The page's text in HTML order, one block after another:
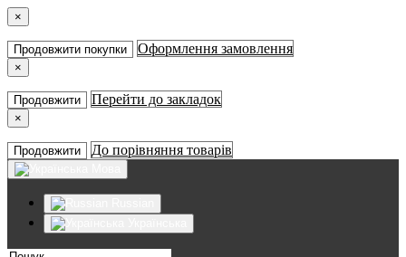
×
Продовжити покупки Оформлення замовлення
×
Продовжити Перейти до закладок
×
Продовжити До порівняння товарів